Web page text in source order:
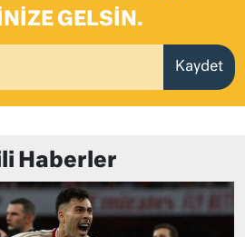
GELSIN.
Kaydet
Haberler